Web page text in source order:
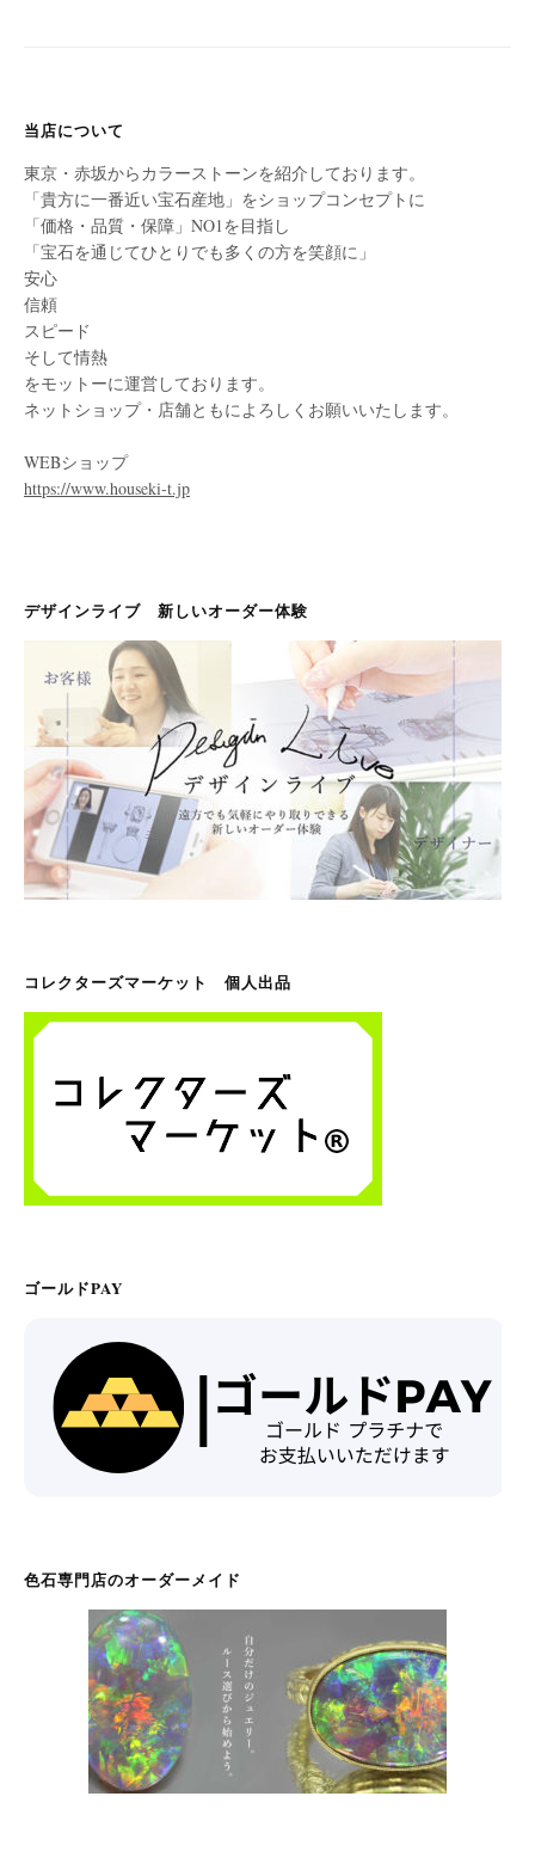
当店について
東京・赤坂からカラーストーンを紹介しております。
「貴方に一番近い宝石産地」をショップコンセプトに
「価格・品質・保障」NO1を目指し
「宝石を通じてひとりでも多くの方を笑顔に」
安心
信頼
スピード
そして情熱
をモットーに運営しております。
ネットショップ・店舗ともによろしくお願いいたします。
WEBショップ
https://www.houseki-t.jp
デザインライブ 新しいオーダー体験
コレクターズマーケット 個人出品
ゴールドPAY
色石専門店のオーダーメイド